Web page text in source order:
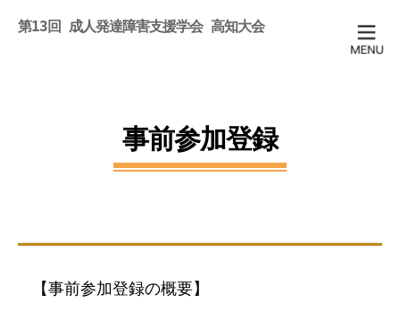
第13回 成人発達障害支援学会 高知大会
事前参加登録
【事前参加登録の概要】